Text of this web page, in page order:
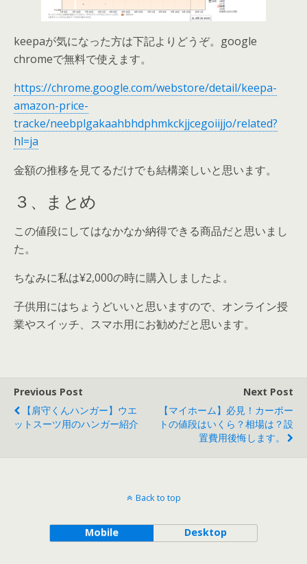
keepaが気になった方は下記よりどうぞ。google
chromeで無料で使えます。
https://chrome.google.com/webstore/detail/keepa-
amazon-price-
tracke/neebplgakaahbhdphmkckjjcegoiijjo/related?
hl=ja
金額の推移を見てるだけでも結構楽しいと思います。
３、まとめ
この値段にしてはなかなか納得できる商品だと思いまし
た。
ちなみに私は¥2,000の時に購入 しましたよ。
子供用にはちょうどいいと思いますので、オンライン授
業やスイッチ、スマホ用にお勧めだと思います。
Previous Post
【肩守くんハンガー】ウエ
ットスーツ用のハンガー紹介
Next Post
【マイホーム】必見！カーポー
トの値段はいくら？相場は？設
置費用後悔します。
Back to top
Mobile Desktop